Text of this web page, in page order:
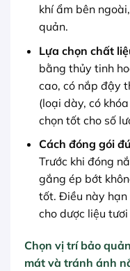
khí ẩm bên
quản.
Lựa chọn chất
bằng thủy tinh
cao, có nắp đậy
(loại dày, có
chọn tốt cho số
Cách đóng gói
Trước khi đóng
gắng ép bớt
tốt. Điều này hạn
cho dược liệu
Chọn vị trí bảo
mát và tránh ánh